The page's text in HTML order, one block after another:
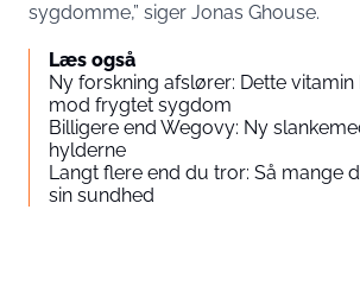
sygdomme,” siger Jonas Ghouse.
Læs også
Ny forskning afslører: Dette
mod frygtet sygdom
Billigere end Wegovy: Ny
hylderne
Langt flere end du tror: Så mange
sin sundhed